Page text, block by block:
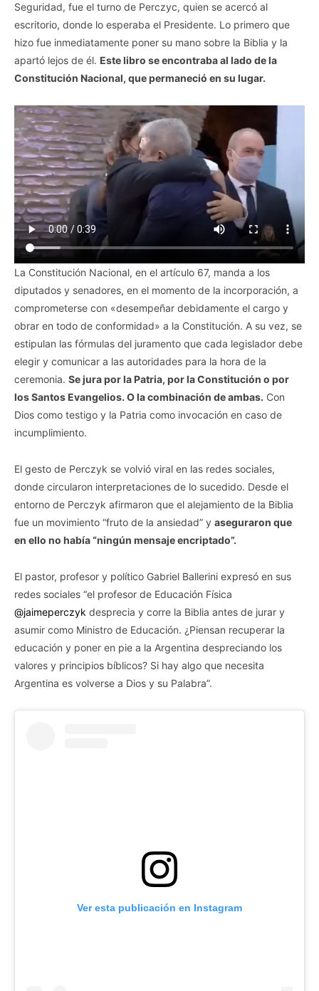
Seguridad, fue el turno de Perczyc, quien se acercó al
escritorio, donde lo esperaba el Presidente. Lo primero que
hizo fue inmediatamente poner su mano sobre la Biblia y la
apartó lejos de él. Este libro se encontraba al lado de la
Constitución Nacional, que permaneció en su lugar.
La Constitución Nacional, en el artículo 67, manda a los
diputados y senadores, en el momento de la incorporación, a
comprometerse con «desempeñar debidamente el cargo y
obrar en todo de conformidad» a la Constitución. A su vez, se
estipulan las fórmulas del juramento que cada legislador debe
elegir y comunicar a las autoridades para la hora de la
ceremonia. Se jura por la Patria, por la Constitución o por
los Santos Evangelios. O la combinación de ambas. Con
Dios como testigo y la Patria como invocación en caso de
incumplimiento.
El gesto de Perczyk se volvió viral en las redes sociales,
donde circularon interpretaciones de lo sucedido. Desde el
entorno de Perczyk afirmaron que el alejamiento de la Biblia
fue un movimiento “fruto de la ansiedad” y aseguraron que
en ello no había “ningún mensaje encriptado”.
El pastor, profesor y político Gabriel Ballerini expresó en sus
redes sociales “el profesor de Educación Física
@jaimeperczyk desprecia y corre la Biblia antes de jurar y
asumir como Ministro de Educación. ¿Piensan recuperar la
educación y poner en pie a la Argentina despreciando los
valores y principios bíblicos? Si hay algo que necesita
Argentina es volverse a Dios y su Palabra”.
Ver esta publicación en Instagram